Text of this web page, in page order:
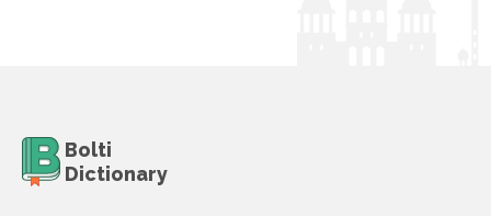
Bolti
Dictionary